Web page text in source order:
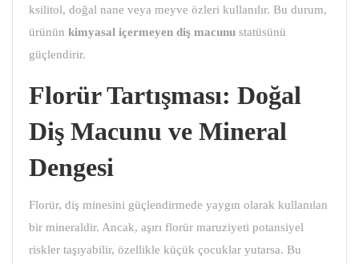
ksilitol, doğal nane veya meyve özleri kullanılır. Bu durum,
ürünün kimyasal içermeyen diş macunu statüsünü
güçlendirir.
Florür Tartışması: Doğal
Diş Macunu ve Mineral
Dengesi
Florür, diş minesini güçlendirmede yaygın olarak kullanılan
bir mineraldir. Ancak, aşırı florür maruziyeti potansiyel
riskler taşıyabilir, özellikle küçük çocuklar yutarsa. Bu